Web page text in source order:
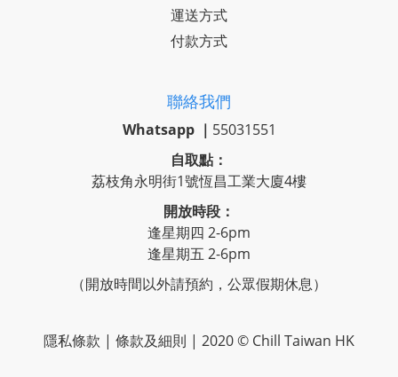
運送方式
付款方式
聯絡我們
Whatsapp ｜ 55031551
自取點：
荔枝角永明街1號恆昌工業大廈4樓
開放時段：
逢星期四 2-6pm
逢星期五 2-6pm
（開放時間以外請預約，公眾假期休息）
隱私條款 | 條款及細則 | 2020 © Chill Taiwan HK